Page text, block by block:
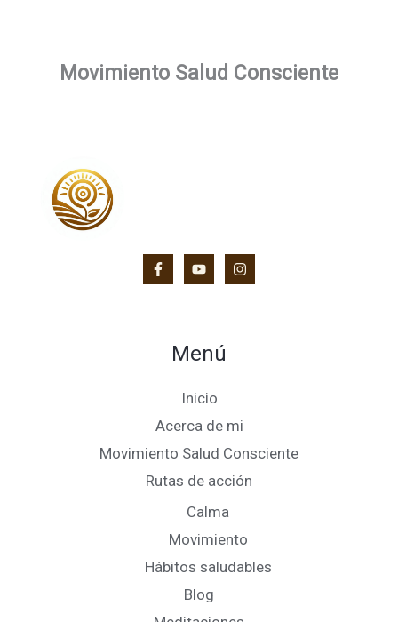
Movimiento Salud Consciente
Menú
Inicio
Acerca de mi
Movimiento Salud Consciente
Rutas de acción
Calma
Movimiento
Hábitos saludables
Blog